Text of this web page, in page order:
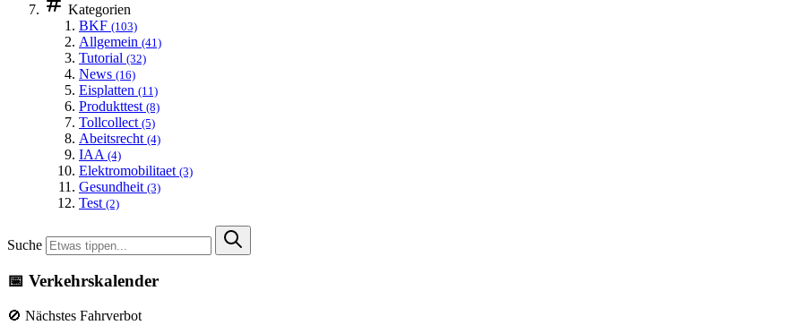
Kategorien
BKF (103)
Allgemein (41)
Tutorial (32)
News (16)
Eisplatten (11)
Produkttest (8)
Tollcollect (5)
Abeitsrecht (4)
IAA (4)
Elektromobilitaet (3)
Gesundheit (3)
Test (2)
Suche
📅 Verkehrskalender
🚫 Nächstes Fahrverbot